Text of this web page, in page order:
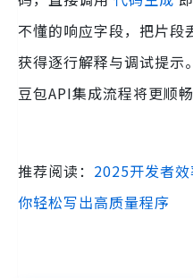
不懂的响应字段，把片段
获得逐行解释与调试提示
豆包API集成流程将更顺
推荐阅读： 2025开发者
你轻松写出高质量程序